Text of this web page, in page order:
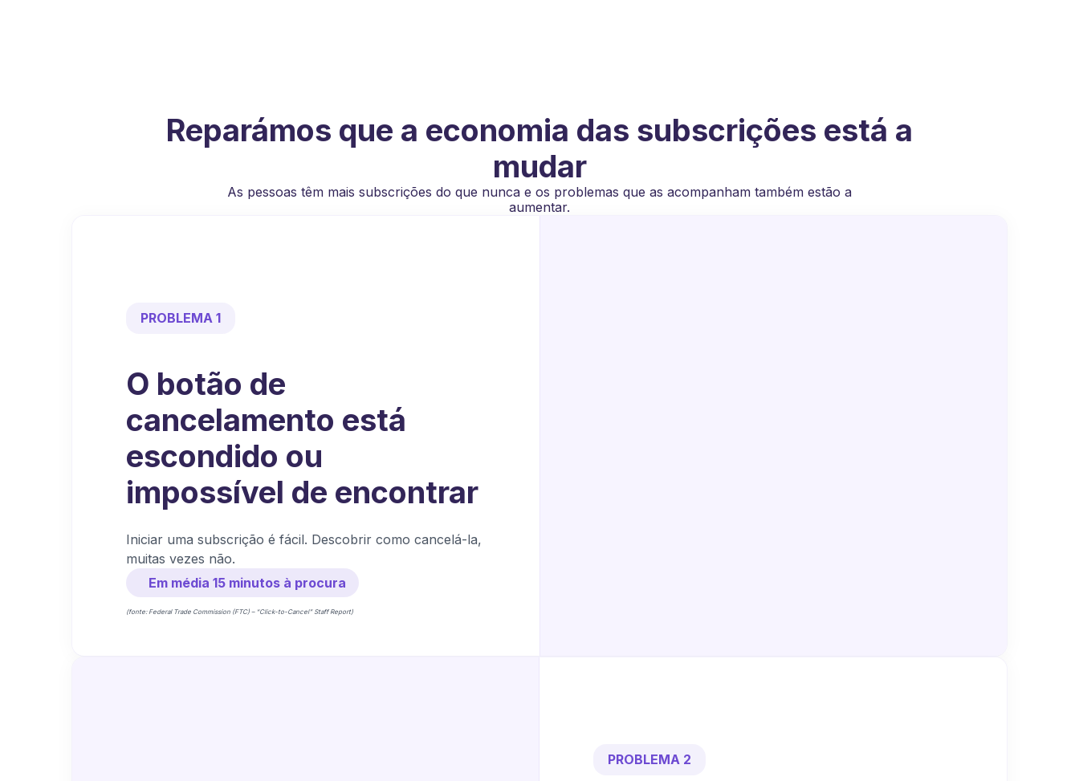
Reparámos que a economia das subscrições está a
mudar
As pessoas têm mais subscrições do que nunca e os problemas que as acompanham também estão a
aumentar.
PROBLEMA 1
O botão de
cancelamento está
escondido ou
impossível de encontrar
Iniciar uma subscrição é fácil. Descobrir como cancelá-la,
muitas vezes não.
Em média 15 minutos à procura
(fonte: Federal Trade Commission (FTC) – “Click-to-Cancel” Staff Report)
PROBLEMA 2